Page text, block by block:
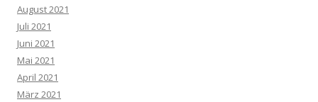
August 2021
Juli 2021
Juni 2021
Mai 2021
April 2021
März 2021